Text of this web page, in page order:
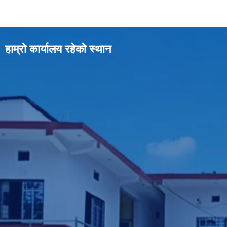
हाम्रो कार्यालय रहेको स्थान